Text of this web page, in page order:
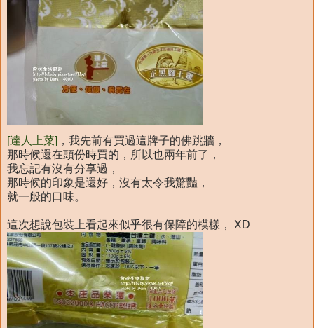
[達人上菜] ，我先前有買過這牌子的佛跳牆，
那時候還在頭份時買的，所以也兩年前了，
我忘記有沒有分享過，
那時候的印象是還好，沒有太令我驚豔，
就一般的口味。
這次想說包裝上看起來似乎很有保障的模樣， XD